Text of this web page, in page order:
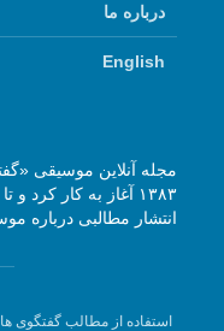
درباره ما
English
۱۳۸۳ آغاز به کار
انتشار مطالبی درباره
استفاده از مطالب گفتگوی